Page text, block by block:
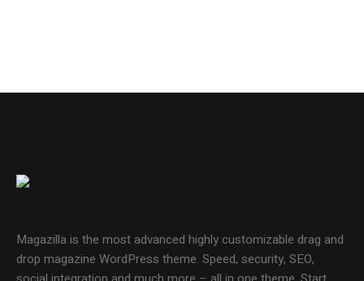
Magazilla is the most advanced highly customizable drag and
drop magazine WordPress theme. Speed, security, SEO,